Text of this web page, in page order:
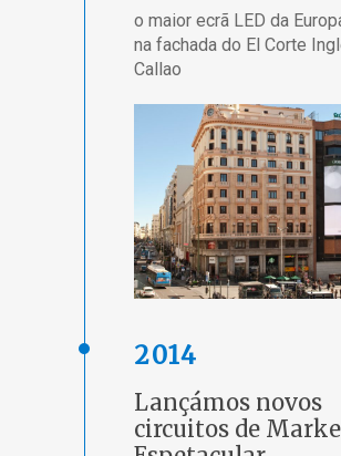
o maior ecrã LED da
na fachada do El Corte
Callao
2014
Lançámos novos
circuitos de